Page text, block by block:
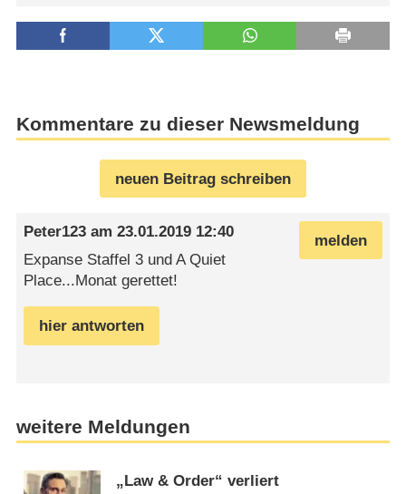
Kommentare zu dieser Newsmeldung
neuen Beitrag schreiben
melden
Peter123 am23.01.2019 12:40
Expanse Staffel 3 und A Quiet
Place...Monat gerettet!
hier antworten
weitere Meldungen
„Law & Order“ verliert